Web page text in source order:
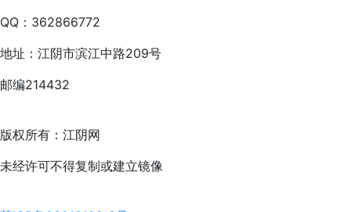
QQ：362866772
地址：江阴市滨江中路209号
邮编214432
版权所有：江阴网
未经许可不得复制或建立镜像